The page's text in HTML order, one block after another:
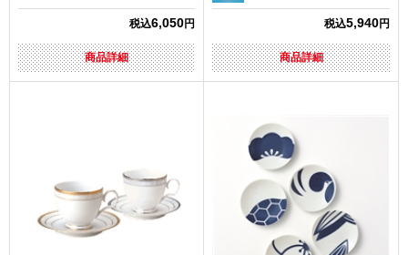
税込6,050円
商品詳細
税込5,940円
商品詳細